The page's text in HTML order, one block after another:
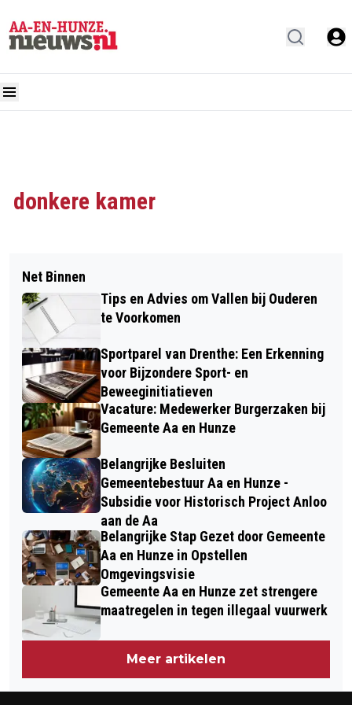
donkere kamer
Net Binnen
Tips en Advies om Vallen bij Ouderen
te Voorkomen
Sportparel van Drenthe: Een Erkenning
voor Bijzondere Sport- en
Beweeginitiatieven
Vacature: Medewerker Burgerzaken bij
Gemeente Aa en Hunze
Belangrijke Besluiten
Gemeentebestuur Aa en Hunze -
Subsidie voor Historisch Project Anloo
aan de Aa
Belangrijke Stap Gezet door Gemeente
Aa en Hunze in Opstellen
Omgevingsvisie
Gemeente Aa en Hunze zet strengere
maatregelen in tegen illegaal vuurwerk
Meer artikelen